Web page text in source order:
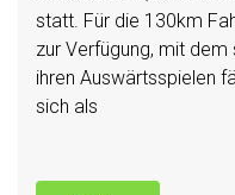
statt. Für die 130km
zur Verfügung, mit
ihren Auswärtsspielen
sich als